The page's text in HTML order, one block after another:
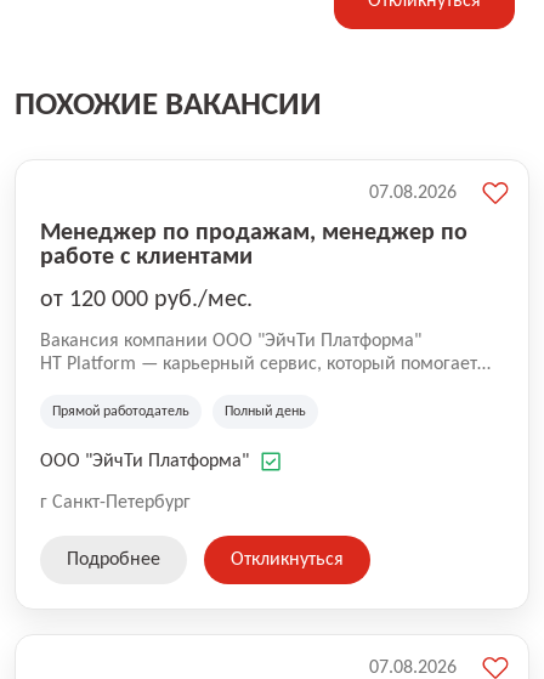
ПОХОЖИЕ ВАКАНСИИ
Менеджер по продажам, менеджер по
работе с клиентами
от 120 000 руб./мес.
Вакансия компании ООО "ЭйчТи Платформа"
HT Platform — карьерный сервис, который помогает
работодателям — быстрее находить подходящих
сопровождаем кандидатов на этапе подбора. Наш
потенциал, мотивацию и соответствие роли. Для нас
найти подходящее место для роста и развития.
Прямой работодатель Полный день
ООО "ЭйчТи Платформа"
г Санкт-Петербург
07.08.2026
Подробнее Откликнуться
07.08.2026